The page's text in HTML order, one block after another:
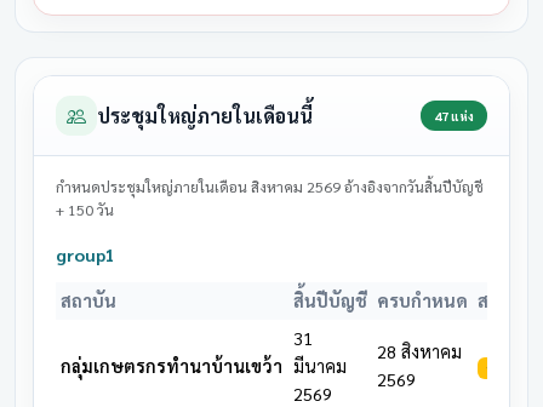
ประชุมใหญ่ภายในเดือนนี้ 47 แห่ง
กำหนดประชุมใหญ่ภายในเดือน สิงหาคม 2569 อ้างอิงจากวันสิ้นปีบัญชี
+ 150 วัน
group1
สถาบัน สิ้นปีบัญชี ครบกำหนด สถานะ
กลุ่มเกษตรกรทำนาบ้านเขว้า
31
มีนาคม
2569
28 สิงหาคม
2569
รอดำเนิน